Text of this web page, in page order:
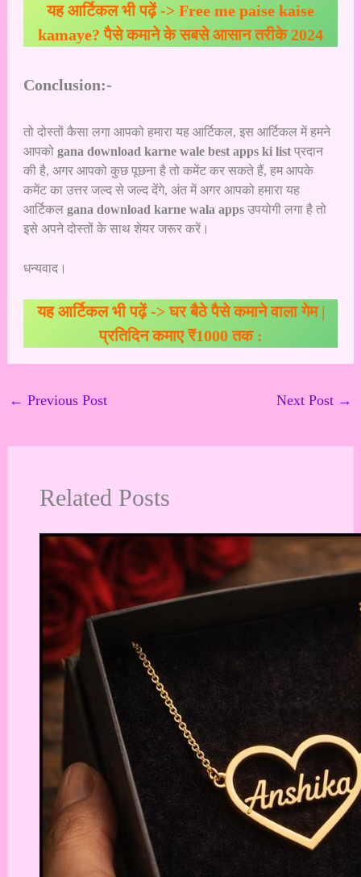
यह आर्टिकल भी पढ़ें -> Free me paise kaise
kamaye? पैसे कमाने के सबसे आसान तरीके 2024
Conclusion:-
तो दोस्तों कैसा लगा आपको हमारा यह आर्टिकल, इस आर्टिकल में हमने
आपको gana download karne wale best apps ki listप्रदान
की है, अगर आपको कुछ पूछना है तो कमेंट कर सकते हैं, हम आपके
कमेंट का उत्तर जल्द से जल्द देंगे, अंत में अगर आपको हमारा यह
आर्टिकल gana download karne wala appsउपयोगी लगा है तो
इसे अपने दोस्तों के साथ शेयर जरूर करें।
धन्यवाद।
यह आर्टिकल भी पढ़ें -> घर बैठे पैसे कमाने वाला गेम |
प्रतिदिन कमाए ₹1000 तक :
← Previous Post Next Post →
Related Posts